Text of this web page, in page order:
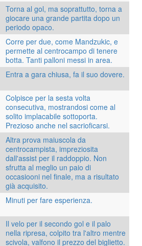
Torna al gol, ma soprattutto, torna a
giocare una grande partita dopo un
periodo opaco.
Corre per due, come Mandzukic, e
permette al centrocampo di tenere
botta. Tanti palloni messi in area.
Entra a gara chiusa, fa il suo dovere.
Colpisce per la sesta volta
consecutiva, mostrandosi come al
solito implacabile sottoporta.
Prezioso anche nel sacrioficarsi.
Altra prova maiuscola da
centrocampista, impreziosita
dall'assist per il raddoppio. Non
sfrutta al meglio un paio di
occasiooni nel finale, ma a risultato
già acquisito.
Minuti per fare esperienza.
Il velo per il secondo gol e il palo
nella ripresa, colpito tra l'altro mentre
scivola, valfono il prezzo del biglietto.